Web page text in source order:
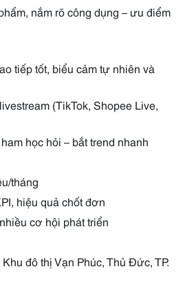
nắm rõ công dụng – ưu điểm
tiếp tốt, biểu cảm tự nhiên và
(TikTok, Shopee Live,
học hỏi – bắt trend nhanh
tháng
hiệu quả chốt đơn
cơ hội phát triển
đô thị Vạn Phúc, Thủ Đức, TP.